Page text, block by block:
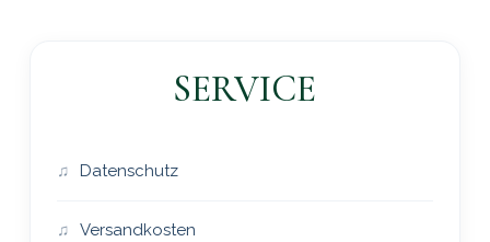
SERVICE
Datenschutz
Versandkosten